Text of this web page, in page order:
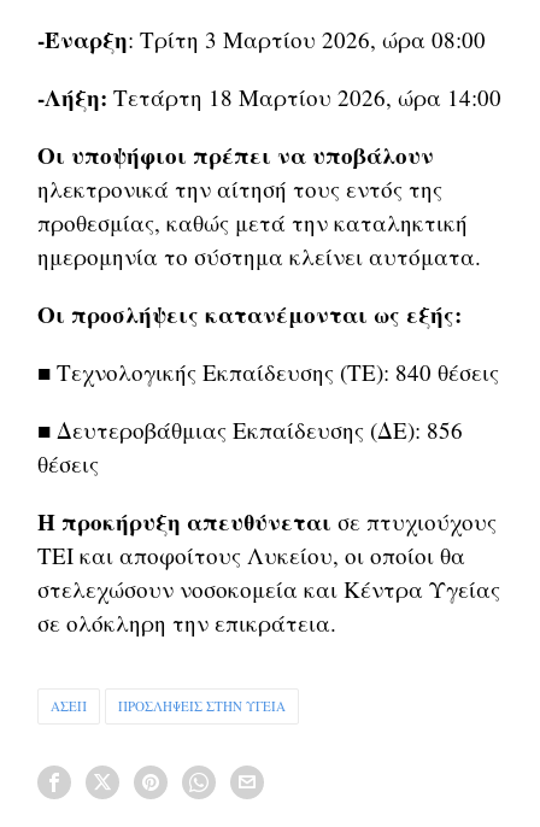
-Έναρξη: Τρίτη 3 Μαρτίου 2026, ώρα 08:00
-Λήξη: Τετάρτη 18 Μαρτίου 2026, ώρα 14:00
Οι υποψήφιοι πρέπει να υποβάλουν
ηλεκτρονικά την αίτησή τους εντός της
προθεσμίας, καθώς μετά την καταληκτική
ημερομηνία το σύστημα κλείνει αυτόματα.
Οι προσλήψεις κατανέμονται ως εξής:
■ Τεχνολογικής Εκπαίδευσης (ΤΕ): 840 θέσεις
■ Δευτεροβάθμιας Εκπαίδευσης (ΔΕ): 856
θέσεις
Η προκήρυξη απευθύνεται σε πτυχιούχους
ΤΕΙ και αποφοίτους Λυκείου, οι οποίοι θα
στελεχώσουν νοσοκομεία και Κέντρα Υγείας
σε ολόκληρη την επικράτεια.
ΑΣΕΠ ΠΡΟΣΛΗΨΕΙΣ ΣΤΗΝ ΥΓΕΙΑ